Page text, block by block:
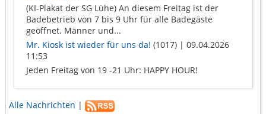
(KI-Plakat der SG Lühe) An diesem Freitag ist der
Badebetrieb von 7 bis 9 Uhr für alle Badegäste
geöffnet. Männer und...
Mr. Kiosk ist wieder für uns da! (1017) | 09.04.2026
11:53
Jeden Freitag von 19 -21 Uhr: HAPPY HOUR!
Alle Nachrichten |